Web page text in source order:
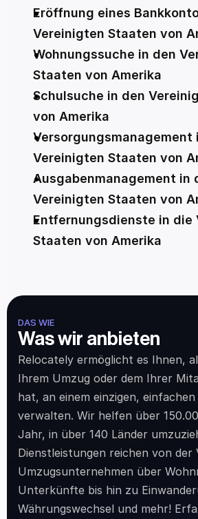
Eröffnung eines
Vereinigten Staaten von
Wohnungssuche in den
Staaten von Amerika
Schulsuche in den
von Amerika
Versorgungsmanagement
Vereinigten Staaten von
Ausgabenmanagement in
Vereinigten Staaten von
Entfernungsdienste in die
Staaten von Amerika
DAS WIE
Was wir anbieten
Relocately ermöglicht es Ihnen,
Ihrem Umzug oder dem Ihrer
hat, an einem einzigen,
verwalten. Wir helfen über
Jahr, in über 140 Länder
Dienstleistungen reichen von der
Umzugsunternehmen über
Unterkünfte bis hin zu
Währungswechsel und mehr!